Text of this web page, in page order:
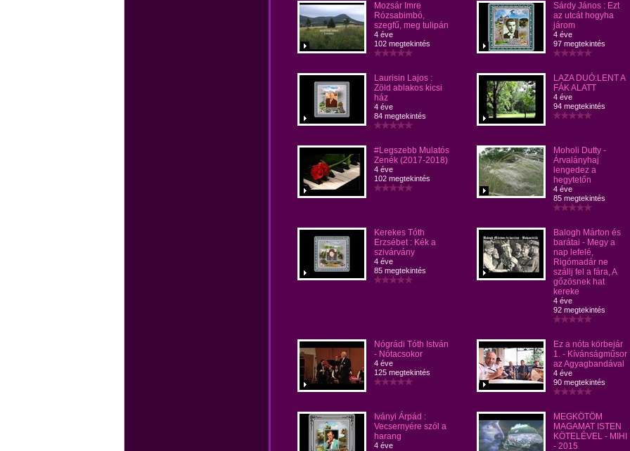
Mozsár Imre
Rózsabimbó,
szegfű, meg tulipán
4 éve
102 megtekintés
Sárdy János : Ezt
az utcát hogyha
járom
4 éve
97 megtekintés
Laurisin Lajos :
Zöld ablakos kicsi
ház
4 éve
84 megtekintés
LAZA DUÓ:LENT A
FÁK ALATT
4 éve
94 megtekintés
#Legszebb Mulatós
Zenék (2017-2018)
4 éve
102 megtekintés
Moholi Dutty -
Árvalányhaj
lengedez a
hegytetőn
4 éve
85 megtekintés
Kerekes Tóth
Erzsébet : Kék a
szivárvány
4 éve
85 megtekintés
Balogh Márton és
barátai - Megy a
nap lefelé,
Rigómadár ne
szállj fel a fára, A
gőzösnek hat
kereke
4 éve
92 megtekintés
Nógrádi Tóth István
- Nótacsokor
4 éve
125 megtekintés
Ez a nóta körbejár
1. - Kívánságműsor
az Agyagbandával
4 éve
90 megtekintés
Iványi Árpád :
Vecsernyére szól a
harang
4 éve
MEGKÖTÖM
MAGAMAT ISTEN
KÖTELÉVEL - MIHI
- 2015